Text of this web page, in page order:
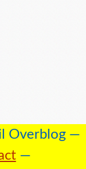
Overblog